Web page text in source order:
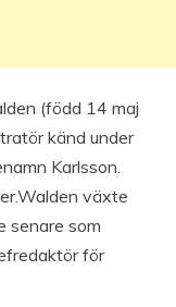
(född 14 maj
känd under
Karlsson.
växte
senare som
för